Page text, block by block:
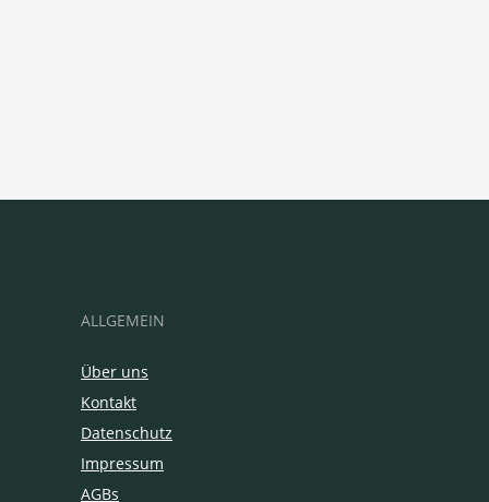
ALLGEMEIN
Über uns
Kontakt
Datenschutz
Impressum
AGBs